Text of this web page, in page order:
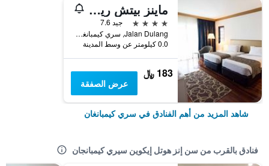
ماينز بيتش ريزورت هوتل
4 نجوم
جيد 7.6
Jalan Dulang, سري كيمبانغان, ماليزيا
0.0 كيلومتر عن وسط المدينة
183 ﷼
عرض الصفقة
شاهد المزيد من أهم الفنادق في سري كيمبانغان
فنادق بالقرب من سن إنز هوتل إيكوين سيري كيمبانجان